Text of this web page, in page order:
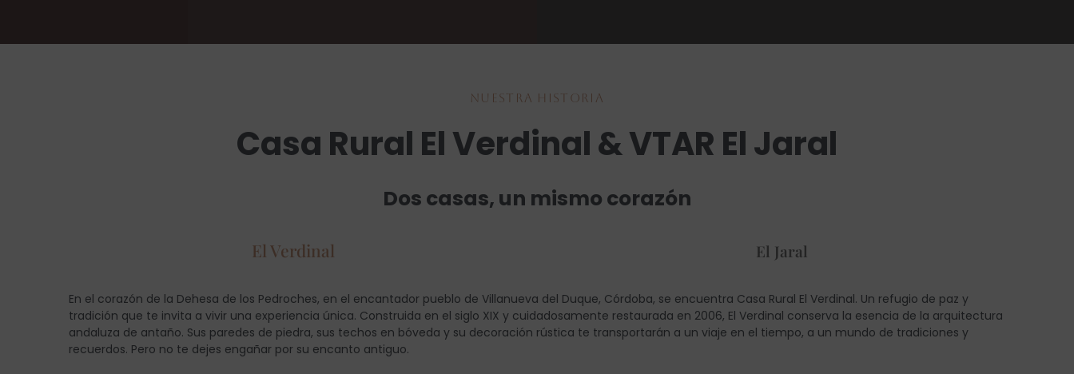
Nuestra historia
Casa Rural El Verdinal & VTAR El Jaral
Dos casas, un mismo corazón
El Verdinal El Jaral
En el corazón de la Dehesa de los Pedroches, en el encantador pueblo de Villanueva del Duque, Córdoba, se encuentra Casa Rural El Verdinal. Un refugio de paz y
tradición que te invita a vivir una experiencia única. Construida en el siglo XIX y cuidadosamente restaurada en 2006, El Verdinal conserva la esencia de la arquitectura
andaluza de antaño. Sus paredes de piedra, sus techos en bóveda y su decoración rústica te transportarán a un viaje en el tiempo, a un mundo de tradiciones y
recuerdos. Pero no te dejes engañar por su encanto antiguo.